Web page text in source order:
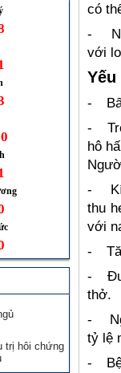
trị hôi chứng
có
-
với
-
-
hô
-
thu
với
-
-
thở.
-
tỷ lệ
-